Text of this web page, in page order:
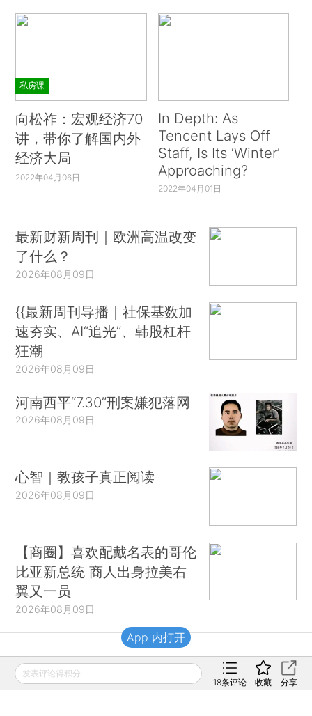
私房课
向松祚：宏观经济70
讲，带你了解国内外
经济大局
2022年04月06日
In Depth: As
Tencent Lays Off
Staff, Is Its ‘Winter’
Approaching?
2022年04月01日
最新财新周刊｜欧洲高温改变
了什么？
2026年08月09日
{{最新周刊导播｜社保基数加
速夯实、AI“追光”、韩股杠杆
狂潮
2026年08月09日
河南西平“7.30”刑案嫌犯落网
2026年08月09日
心智｜教孩子真正阅读
2026年08月09日
【商圈】喜欢配戴名表的哥伦
比亚新总统 商人出身拉美右
翼又一员
2026年08月09日
财新移动
发表评论得积分
18条评论 收藏 分享
App 内打开